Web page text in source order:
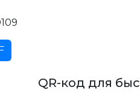
QR-код для